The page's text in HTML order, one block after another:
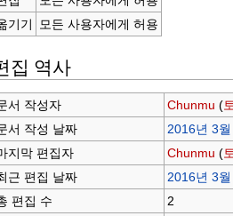
기기
모든 사용자에게 허용
집 역사
서 작성자 Chunmu (
서 작성 날짜
2016년 3
지막 편집자
Chunmu (
근 편집 날짜
2016년 3
편집 수
2